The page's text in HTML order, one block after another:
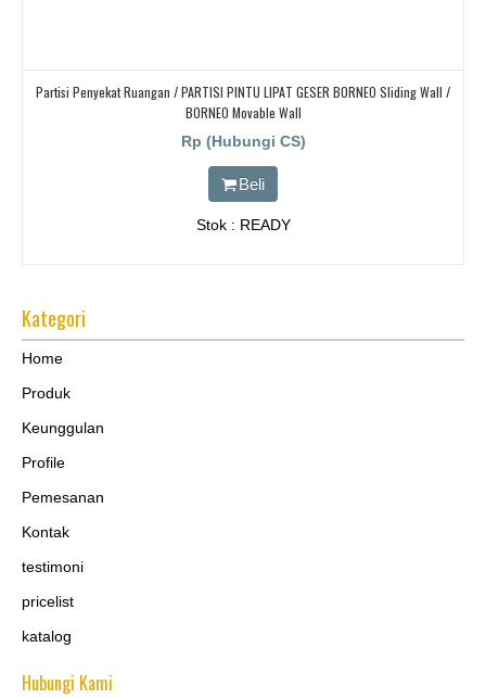
Partisi Penyekat Ruangan / PARTISI PINTU LIPAT GESER BORNEO Sliding Wall /
BORNEO Movable Wall
Rp (Hubungi CS)
Beli
Stok : READY
Kategori
Home
Produk
Keunggulan
Profile
Pemesanan
Kontak
testimoni
pricelist
katalog
Hubungi Kami